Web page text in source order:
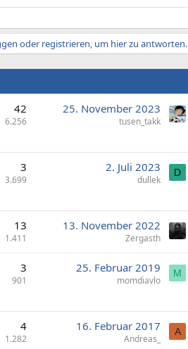
oder registrieren, um hier zu antworten.
42
6.256
25. November 2023
tusen_takk
3
3.699
2. Juli 2023
dullek
D
13
1.411
13. November 2022
Zergasth
3
901
25. Februar 2019
momdiavlo
M
4
1.282
16. Februar 2017
Andreas_
A